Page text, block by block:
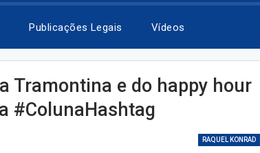
Publicações Legais Vídeos
Tramontina e do happy hour
#ColunaHashtag
RAQUEL KONRAD